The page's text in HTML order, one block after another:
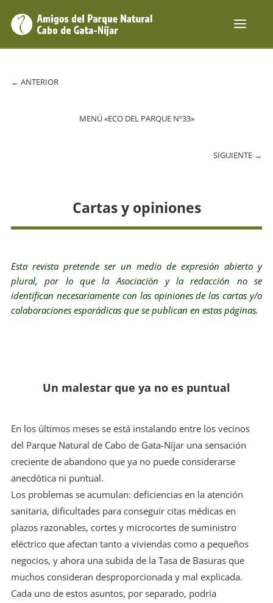
← ANTERIOR
MENÚ «ECO DEL PARQUE Nº33»
SIGUIENTE →
Cartas y opiniones
Esta revista pretende ser un medio de expresión abierto y
plural, por lo que la Asociación y la redacción no se
identifican necesariamente con las opiniones de las cartas y/o
colaboraciones esporádicas que se publican en estas páginas.
Un malestar que ya no es puntual
En los últimos meses se está instalando entre los vecinos
del Parque Natural de Cabo de Gata-Níjar una sensación
creciente de abandono que ya no puede considerarse
anecdótica ni puntual.
Los problemas se acumulan: deficiencias en la atención
sanitaria, dificultades para conseguir citas médicas en
plazos razonables, cortes y microcortes de suministro
eléctrico que afectan tanto a viviendas como a pequeños
negocios, y ahora una subida de la Tasa de Basuras que
muchos consideran desproporcionada y mal explicada.
Cada uno de estos asuntos, por separado, podría